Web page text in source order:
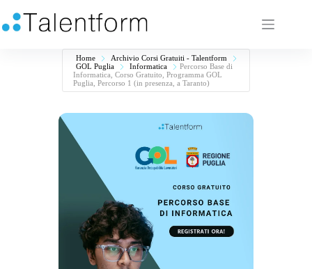
Home
Archivio Corsi Gratuiti - Talentform
GOL Puglia
Informatica
Percorso Base di
Informatica, Corso Gratuito, Programma GOL
Puglia, Percorso 1 (in presenza, a Taranto)